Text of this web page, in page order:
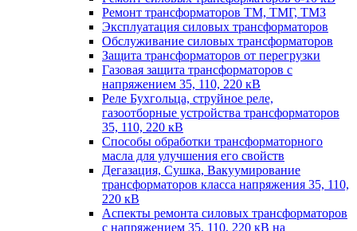
Ремонт трансформаторов ТМ, ТМГ, ТМЗ
Эксплуатация силовых трансформаторов
Обслуживание силовых трансформаторов
Защита трансформаторов от перегрузки
Газовая защита трансформаторов с
напряжением 35, 110, 220 кВ
Реле Бухгольца, струйное реле,
газоотборные устройства трансформаторов
35, 110, 220 кВ
Способы обработки трансформаторного
масла для улучшения его свойств
Дегазация, Сушка, Вакуумирование
трансформаторов класса напряжения 35, 110,
220 кВ
Аспекты ремонта силовых трансформаторов
с напряжением 35, 110, 220 кВ на